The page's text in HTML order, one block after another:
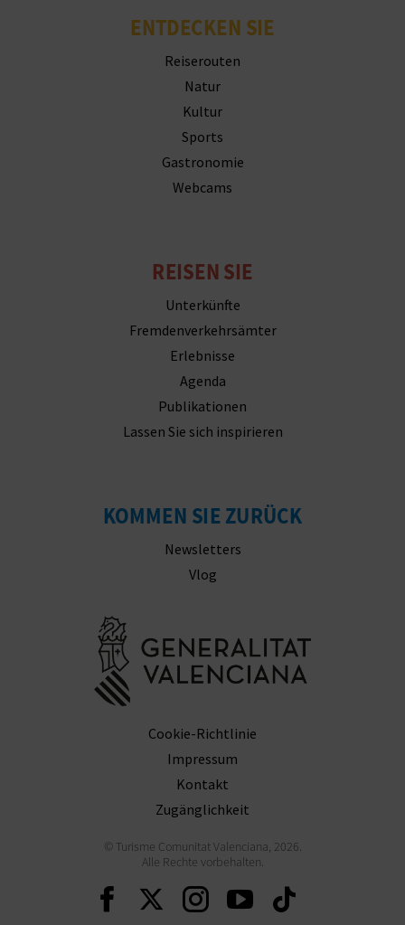
ENTDECKEN SIE
Reiserouten
Natur
Kultur
Sports
Gastronomie
Webcams
REISEN SIE
Unterkünfte
Fremdenverkehrsämter
Erlebnisse
Agenda
Publikationen
Lassen Sie sich inspirieren
KOMMEN SIE ZURÜCK
Newsletters
Vlog
Cookie-Richtlinie
Impressum
Kontakt
Zugänglichkeit
© Turisme Comunitat Valenciana, 2026.
Alle Rechte vorbehalten.
Weiter auf Facebook
Weiter auf Twitter
Weiter auf
Weiter auf